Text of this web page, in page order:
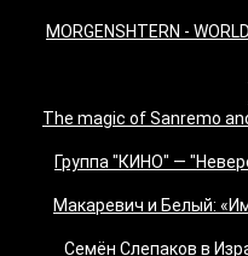
MORGENSHTERN -
"The magic of Sanremo
Группа "КИНО" —
Макаревич и Белый:
Семён Слепаков в